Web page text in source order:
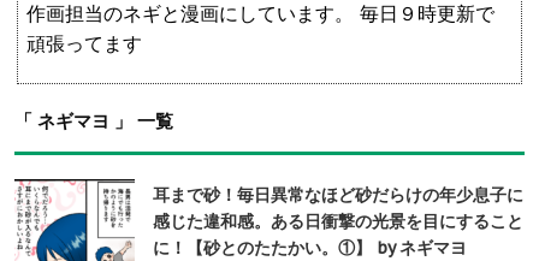
作画担当のネギと漫画にしています。 毎日９時更新で
頑張ってます
「 ネギマヨ 」 一覧
耳まで砂！毎日異常なほど砂だらけの年少息子に
感じた違和感。ある日衝撃の光景を目にすること
に！【砂とのたたかい。①】 by ネギマヨ